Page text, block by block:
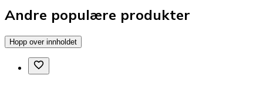
Andre populære produkter
Hopp over innholdet